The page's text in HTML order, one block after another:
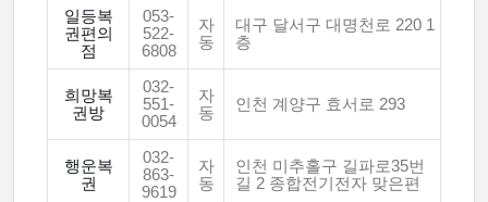
일등복
권편의
점
053-
522-
6808
자
동
대구 달서구 대명천로 220 1
층
희망복
권방
032-
551-
0054
자
동
인천 계양구 효서로 293
행운복
권
032-
863-
9619
자
동
인천 미추홀구 길파로35번
길 2 종합전기전자 맞은편